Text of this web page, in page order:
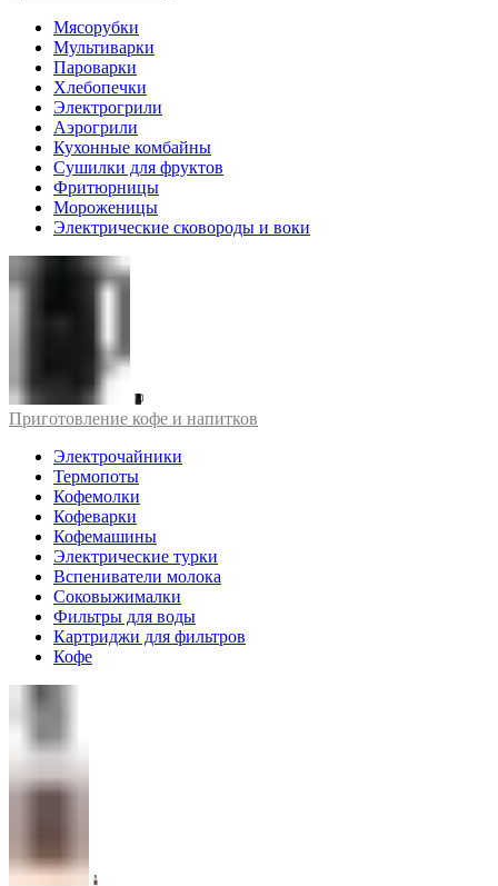
Мясорубки
Мультиварки
Пароварки
Хлебопечки
Электрогрили
Аэрогрили
Кухонные комбайны
Сушилки для фруктов
Фритюрницы
Мороженицы
Электрические сковороды и воки
Приготовление кофе и напитков
Электрочайники
Термопоты
Кофемолки
Кофеварки
Кофемашины
Электрические турки
Вспениватели молока
Соковыжималки
Фильтры для воды
Картриджи для фильтров
Кофе